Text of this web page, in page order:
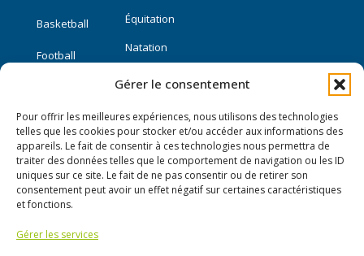
Gérer le consentement
Pour offrir les meilleures expériences, nous utilisons des technologies
telles que les cookies pour stocker et/ou accéder aux informations des
appareils. Le fait de consentir à ces technologies nous permettra de
traiter des données telles que le comportement de navigation ou les ID
uniques sur ce site. Le fait de ne pas consentir ou de retirer son
consentement peut avoir un effet négatif sur certaines caractéristiques
et fonctions.
Gérer les services
Basketball
Football
Sports individuels
Course à pied
Équitation
Natation
Liens utiles
Mon compte
Nous contacter